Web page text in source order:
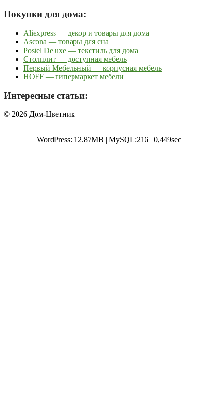
Покупки для дома:
Aliexpress — декор и товары для дома
Ascona — товары для сна
Postel Deluxe — текстиль для дома
Столплит — доступная мебель
Первый Мебельный — корпусная мебель
HOFF — гипермаркет мебели
Интересные статьи:
© 2026 Дом-Цветник
WordPress: 12.87MB | MySQL:216 | 0,449sec